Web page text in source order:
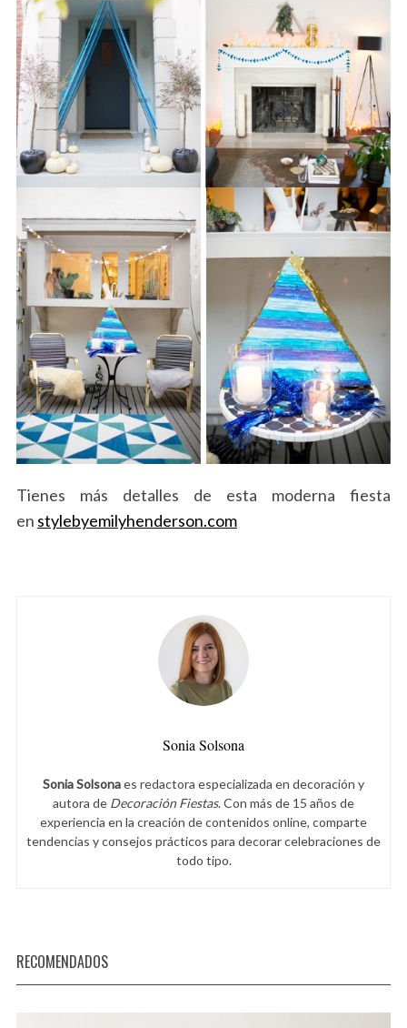
Tienes más detalles de esta moderna fiesta
en stylebyemilyhenderson.com
Sonia Solsona
Sonia Solsonaes redactora especializada en decoración y
autora de Decoración Fiestas. Con más de 15 años de
experiencia en la creación de contenidos online, comparte
tendencias y consejos prácticos para decorar celebraciones de
todo tipo.
RECOMENDADOS